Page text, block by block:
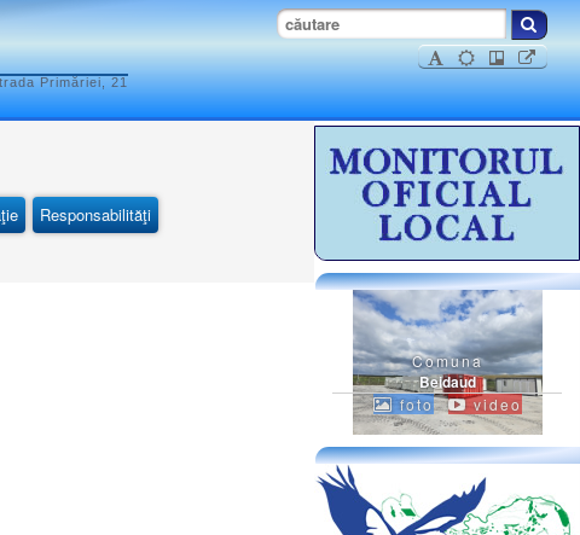
Primăriei, 21
Responsabilităţi
Comuna
Beidaud
foto video